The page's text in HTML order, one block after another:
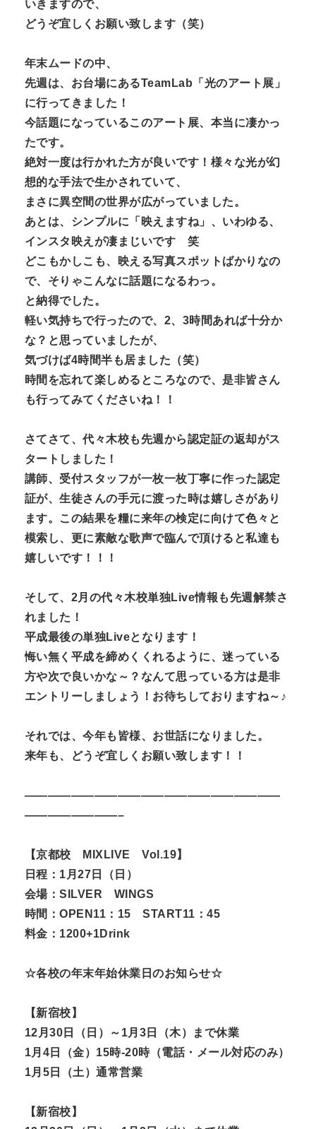
いきますので、
どうぞ宜しくお願い致します（笑）
年末ムードの中、
先週は、お台場にあるTeamLab「光のアート展」
に行ってきました！
今話題になっているこのアート展、本当に凄かっ
たです。
絶対一度は行かれた方が良いです！様々な光が幻
想的な手法で生かされていて、
まさに異空間の世界が広がっていました。
あとは、シンプルに「映えますね」、いわゆる、
インスタ映えが凄まじいです 笑
どこもかしこも、映える写真スポットばかりなの
で、そりゃこんなに話題になるわっ。
と納得でした。
軽い気持ちで行ったので、2、3時間あれば十分か
な？と思っていましたが、
気づけば4時間半も居ました（笑）
時間を忘れて楽しめるところなので、是非皆さん
も行ってみてくださいね！！
さてさて、代々木校も先週から認定証の返却がス
タートしました！
講師、受付スタッフが一枚一枚丁寧に作った認定
証が、生徒さんの手元に渡った時は嬉しさがあり
ます。この結果を糧に来年の検定に向けて色々と
模索し、更に素敵な歌声で臨んで頂けると私達も
嬉しいです！！！
そして、2月の代々木校単独Live情報も先週解禁さ
れました！
平成最後の単独Liveとなります！
悔い無く平成を締めくくれるように、迷っている
方や次で良いかな～？なんて思っている方は是非
エントリーしましょう！お待ちしておりますね～♪
それでは、今年も皆様、お世話になりました。
来年も、どうぞ宜しくお願い致します！！
——————————————————————
————————–
【京都校 MIXLIVE Vol.19】
日程：1月27日（日）
会場：SILVER WINGS
時間：OPEN11：15 START11：45
料金：1200+1Drink
☆各校の年末年始休業日のお知らせ☆
【新宿校】
12月30日（日）～1月3日（木）まで休業
1月4日（金）15時-20時（電話・メール対応のみ）
1月5日（土）通常営業
【新宿校】